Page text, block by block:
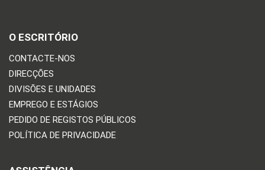
O ESCRITÓRIO
CONTACTE-NOS
DIRECÇÕES
DIVISÕES E UNIDADES
EMPREGO E ESTÁGIOS
PEDIDO DE REGISTOS PÚBLICOS
POLÍTICA DE PRIVACIDADE